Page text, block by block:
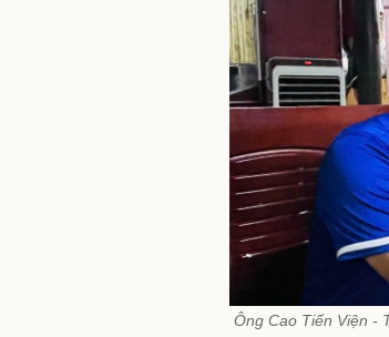
Ông Cao Tiến Viện -